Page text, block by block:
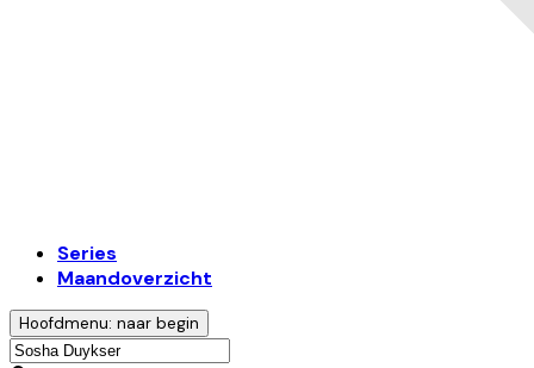
Series
Maandoverzicht
Hoofdmenu: naar begin